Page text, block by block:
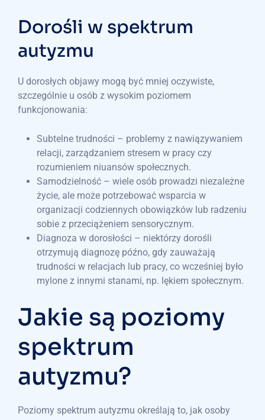
Dorośli w spektrum
autyzmu
U dorosłych objawy mogą być mniej oczywiste,
szczególnie u osób z wysokim poziomem
funkcjonowania:
Subtelne trudności – problemy z nawiązywaniem
relacji, zarządzaniem stresem w pracy czy
rozumieniem niuansów społecznych.
Samodzielność – wiele osób prowadzi niezależne
życie, ale może potrzebować wsparcia w
organizacji codziennych obowiązków lub radzeniu
sobie z przeciążeniem sensorycznym.
Diagnoza w dorosłości – niektórzy dorośli
otrzymują diagnozę późno, gdy zauważają
trudności w relacjach lub pracy, co wcześniej było
mylone z innymi stanami, np. lękiem społecznym.
Jakie są poziomy
spektrum
autyzmu?
Poziomy spektrum autyzmu określają to, jak osoby